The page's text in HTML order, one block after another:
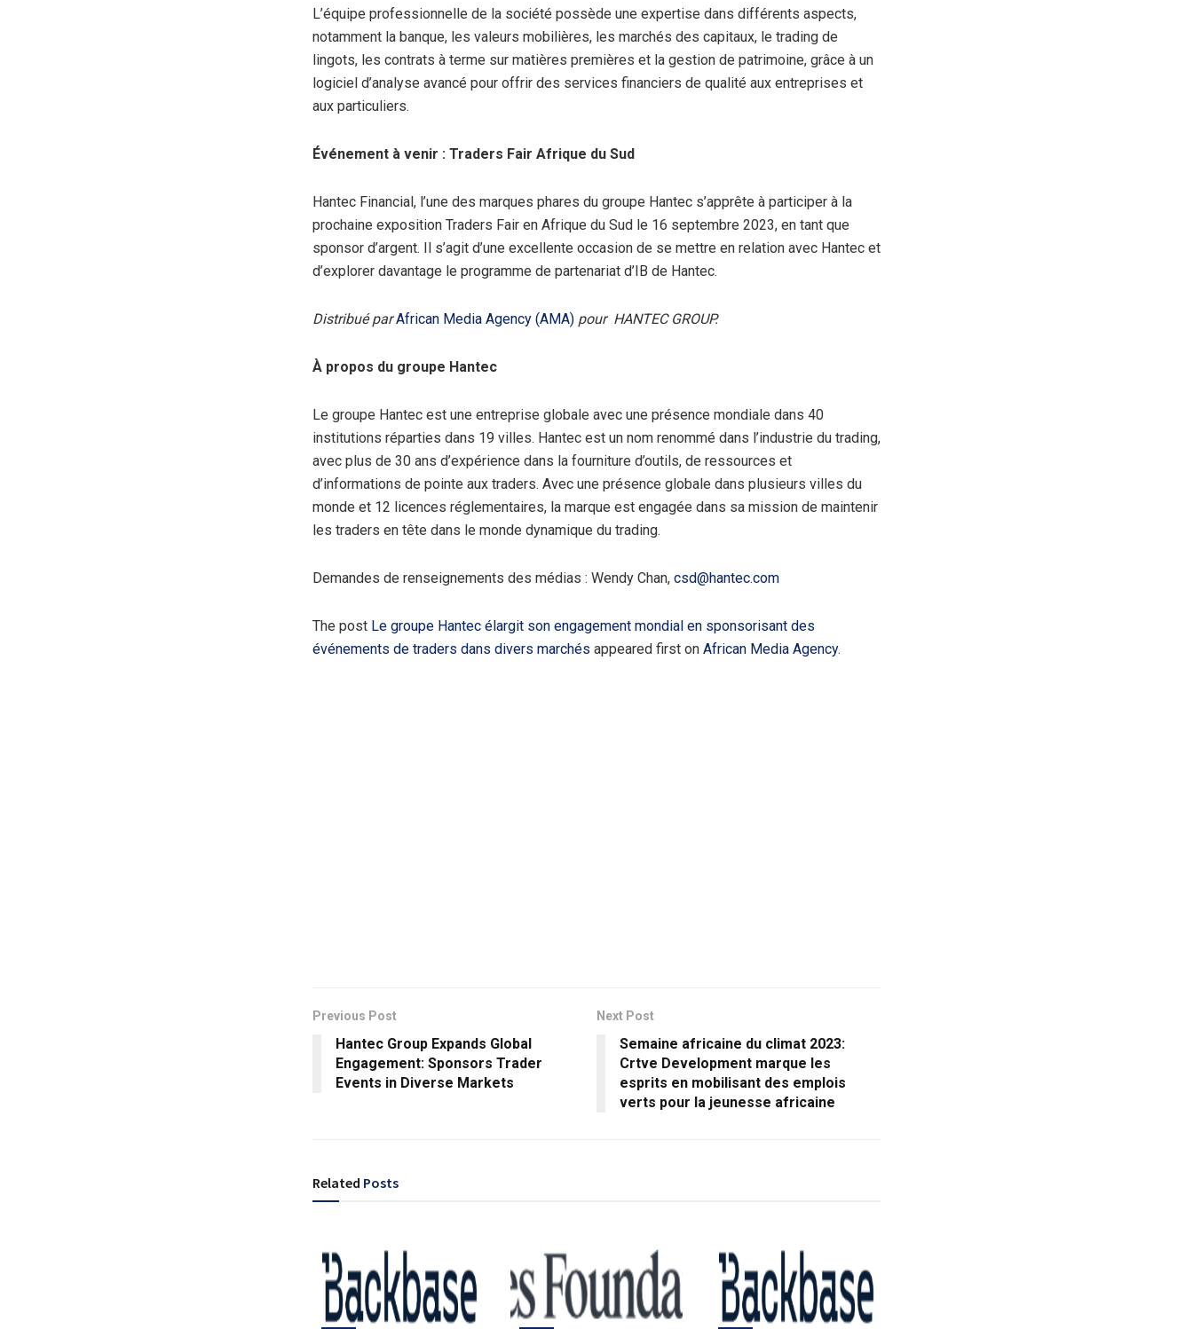
L’équipe professionnelle de la société possède une expertise dans différents aspects,
notamment la banque, les valeurs mobilières, les marchés des capitaux, le trading de
lingots, les contrats à terme sur matières premières et la gestion de patrimoine, grâce à un
logiciel d’analyse avancé pour offrir des services financiers de qualité aux entreprises et
aux particuliers.
Événement à venir : Traders Fair Afrique du Sud
Hantec Financial, l’une des marques phares du groupe Hantec s’apprête à participer à la
prochaine exposition Traders Fair en Afrique du Sud le 16 septembre 2023, en tant que
sponsor d’argent. Il s’agit d’une excellente occasion de se mettre en relation avec Hantec et
d’explorer davantage le programme de partenariat d’IB de Hantec.
Distribué parAfrican Media Agency (AMA) pour HANTEC GROUP.
À propos du groupe Hantec
Le groupe Hantec est une entreprise globale avec une présence mondiale dans 40
institutions réparties dans 19 villes. Hantec est un nom renommé dans l’industrie du trading,
avec plus de 30 ans d’expérience dans la fourniture d’outils, de ressources et
d’informations de pointe aux traders. Avec une présence globale dans plusieurs villes du
monde et 12 licences réglementaires, la marque est engagée dans sa mission de maintenir
les traders en tête dans le monde dynamique du trading.
Demandes de renseignements des médias : Wendy Chan, csd@hantec.com
The post Le groupe Hantec élargit son engagement mondial en sponsorisant des
événements de traders dans divers marchés appeared first on African Media Agency.
Previous Post
Hantec Group Expands Global
Engagement: Sponsors Trader
Events in Diverse Markets
Next Post
Semaine africaine du climat 2023:
Crtve Development marque les
esprits en mobilisant des emplois
verts pour la jeunesse africaine
Related Posts